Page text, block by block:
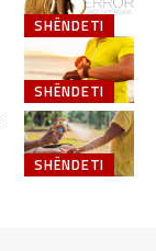
SHËNDETI
SHËNDETI
SHËNDETI